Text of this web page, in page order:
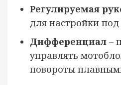
Регулируемая
для настройки
Дифференциал –
управлять
повороты